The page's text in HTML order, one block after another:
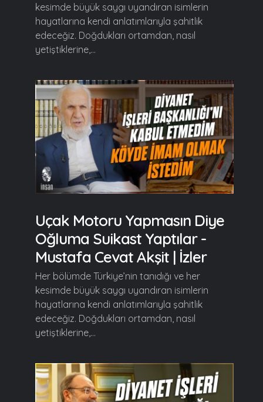
kesimde büyük saygı uyandıran isimlerin
hayatlarına kendi anlatımlarıyla şahitlik
edeceğiz. Doğdukları ortamdan, nasıl
yetiştiklerine,...
Uçak Motoru Yapmasın Diye
Oğluma Suikast Yaptılar -
Mustafa Cevat Akşit | İzler
Her bölümde Türkiye’nin tanıdığı ve her
kesimde büyük saygı uyandıran isimlerin
hayatlarına kendi anlatımlarıyla şahitlik
edeceğiz. Doğdukları ortamdan, nasıl
yetiştiklerine,...